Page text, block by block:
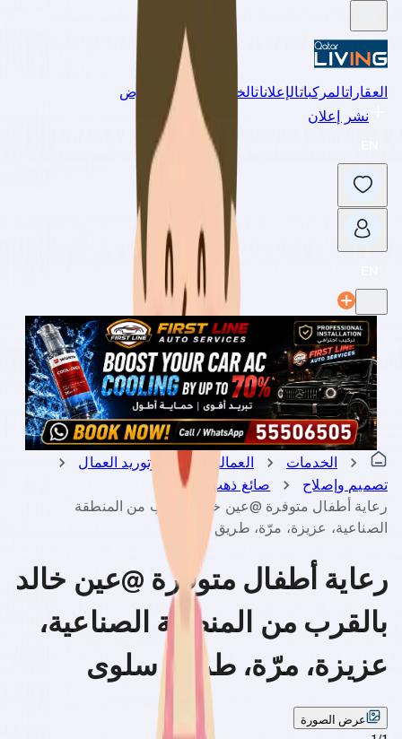
العقاراتالمركباتالإعلاناتالخدمات الوظائف
العروض
نشر إعلان
الخدمات
العمالة المنزلية وتوريد العمال
تصميم وإصلاح
صائغ ذهب
رعاية أطفال متوفرة @عين خالد بالقرب من المنطقة
الصناعية، عزيزة، مرّة، طريق سلوى
رعاية أطفال متوفرة @عين خالد
بالقرب من المنطقة الصناعية،
عزيزة، مرّة، طريق سلوى
عرض الصورة